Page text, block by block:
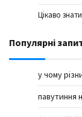
Цікаво знати
Популярні
у чому
павутиння